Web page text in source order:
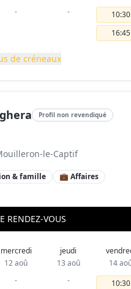
-
-
10:30
16:45
de créneaux
Profil non revendiqué
le-Captif
& famille
💼 Affaires
RENDEZ-VOUS
mercredi
12 aoû
-
jeudi
13 aoû
-
14
10:30